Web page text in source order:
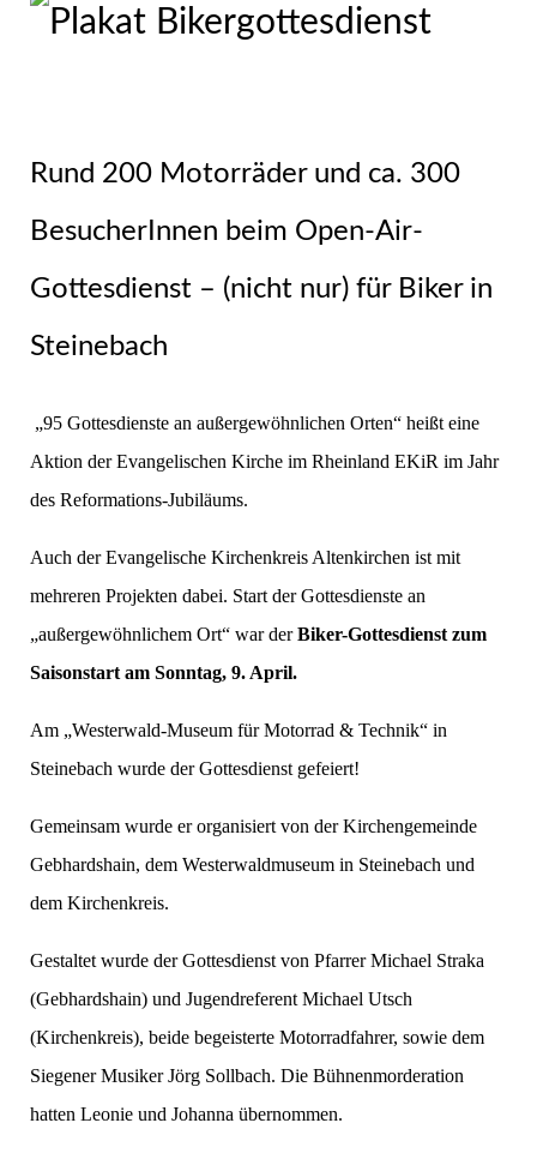
Rund 200 Motorräder und ca. 300
BesucherInnen beim Open-Air-
Gottesdienst – (nicht nur) für Biker in
Steinebach
„95 Gottesdienste an außergewöhnlichen Orten“ heißt eine
Aktion der Evangelischen Kirche im Rheinland EKiR im Jahr
des Reformations-Jubiläums.
Auch der Evangelische Kirchenkreis Altenkirchen ist mit
mehreren Projekten dabei. Start der Gottesdienste an
„außergewöhnlichem Ort“ war derBiker-Gottesdienst zum
Saisonstart am Sonntag, 9. April.
Am „Westerwald-Museum für Motorrad & Technik“ in
Steinebach wurde der Gottesdienst gefeiert!
Gemeinsam wurde er organisiert von der Kirchengemeinde
Gebhardshain, dem Westerwaldmuseum in Steinebach und
dem Kirchenkreis.
Gestaltet wurde der Gottesdienst von Pfarrer Michael Straka
(Gebhardshain) und Jugendreferent Michael Utsch
(Kirchenkreis), beide begeisterte Motorradfahrer, sowie dem
Siegener Musiker Jörg Sollbach. Die Bühnenmorderation
hatten Leonie und Johanna übernommen.